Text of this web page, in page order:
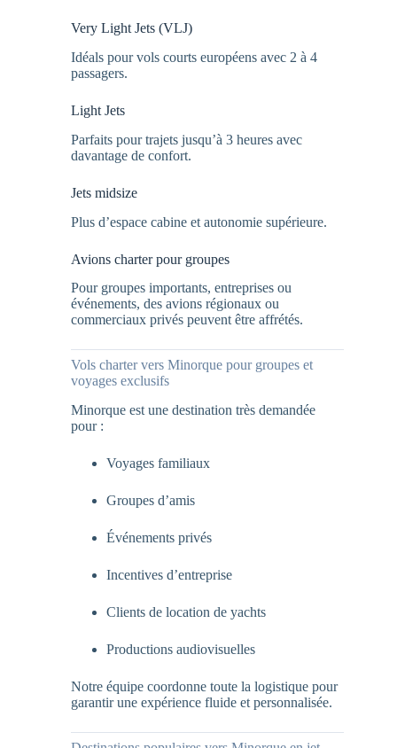
Very Light Jets (VLJ)
Idéals pour vols courts européens avec 2 à 4
passagers.
Light Jets
Parfaits pour trajets jusqu’à 3 heures avec
davantage de confort.
Jets midsize
Plus d’espace cabine et autonomie supérieure.
Avions charter pour groupes
Pour groupes importants, entreprises ou
événements, des avions régionaux ou
commerciaux privés peuvent être affrétés.
Vols charter vers Minorque pour groupes et
voyages exclusifs
Minorque est une destination très demandée
pour :
Voyages familiaux
Groupes d’amis
Événements privés
Incentives d’entreprise
Clients de location de yachts
Productions audiovisuelles
Notre équipe coordonne toute la logistique pour
garantir une expérience fluide et personnalisée.